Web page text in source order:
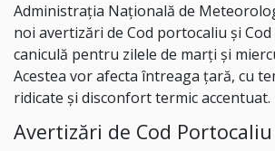
Administraţia Naţională de
noi avertizări de Cod portocaliu și
caniculă pentru zilele de marți și
Acestea vor afecta întreaga țară, cu
ridicate și disconfort termic accentuat.
Avertizări de Cod Portocaliu